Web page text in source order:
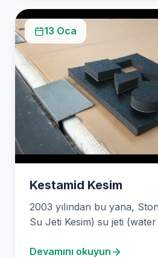
13 Oca
Kestamid Kesim
2003 yılından bu yana,
Su Jeti Kesim) su jeti
Devamını okuyun